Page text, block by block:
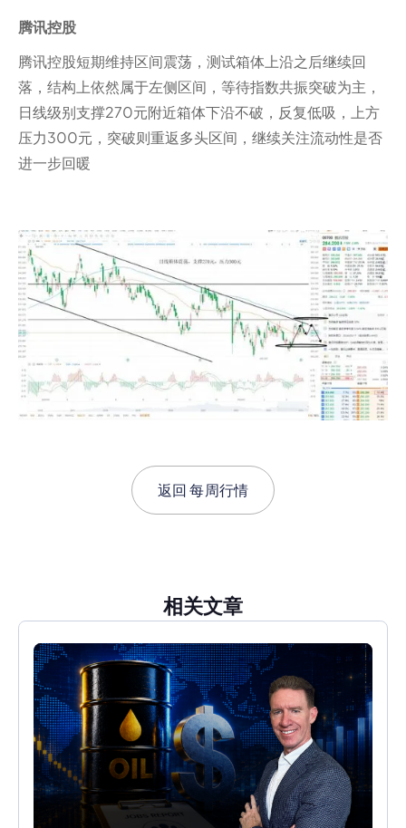
腾讯控股
腾讯控股短期维持区间震荡，测试箱体上沿之后继续回
落，结构上依然属于左侧区间，等待指数共振突破为主，
日线级别支撑270元附近箱体下沿不破，反复低吸，上方
压力300元，突破则重返多头区间，继续关注流动性是否
进一步回暖
返回每周行情
相关文章